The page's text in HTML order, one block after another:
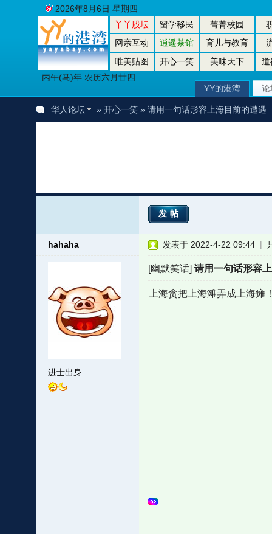
丫丫股坛 留学移民 菁菁校园
网亲互动
逍遥茶馆 育儿与教育
唯美贴图
开心一笑 美味天下
道
丙午(马)年 农历六月廿四
2026年8月6日 星期四
YY的港湾 论
华人论坛 » 开心一笑» 请用一句话形容上海目前的遭遇
发帖
hahaha
进士出身
发表于 2022-4-22 09:44 |
[幽默笑话]请用一句话形容
上海贪把上海滩弄成上海瘫